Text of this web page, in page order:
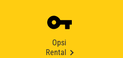
Opsi
Rental